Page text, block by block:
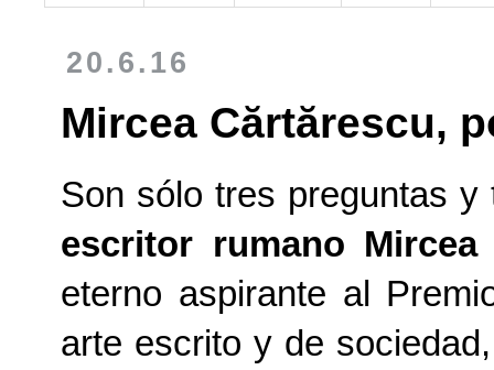
20.6.16
Mircea Cărtărescu,
Son sólo tres preguntas
escritor rumano Mircea
eterno aspirante al
arte escrito y de